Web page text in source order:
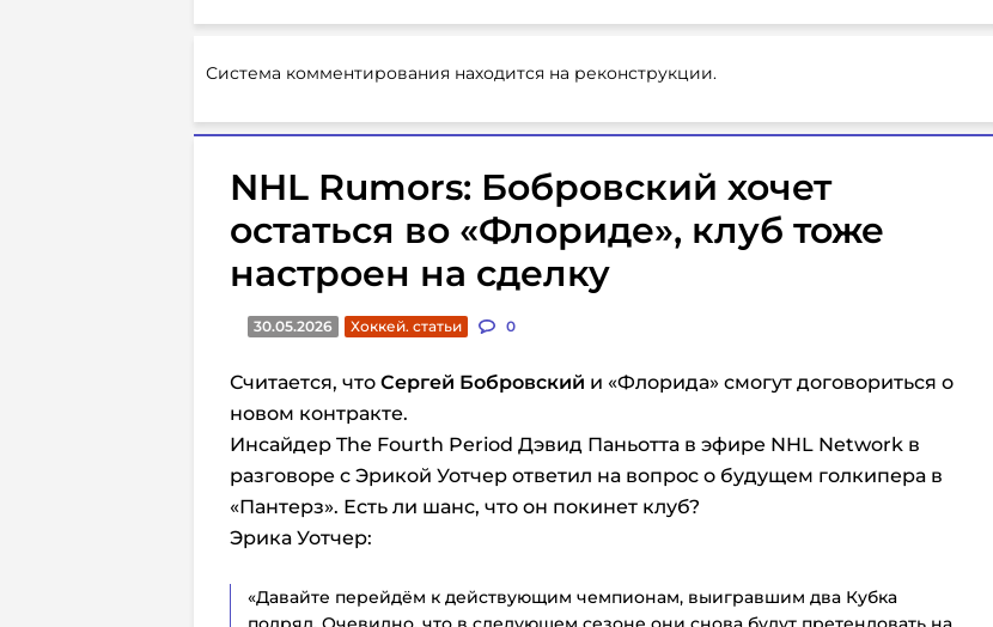
Система комментирования находится на реконструкции.
NHL Rumors: Бобровский хочет
остаться во «Флориде», клуб тоже
настроен на сделку
30.05.2026 Хоккей. статьи 0
Считается, что Сергей Бобровский и «Флорида» смогут договориться о
новом контракте.
Инсайдер The Fourth Period Дэвид Паньотта в эфире NHL Network в
разговоре с Эрикой Уотчер ответил на вопрос о будущем голкипера в
«Пантерз». Есть ли шанс, что он покинет клуб?
Эрика Уотчер:
«Давайте перейдём к действующим чемпионам, выигравшим два Кубка